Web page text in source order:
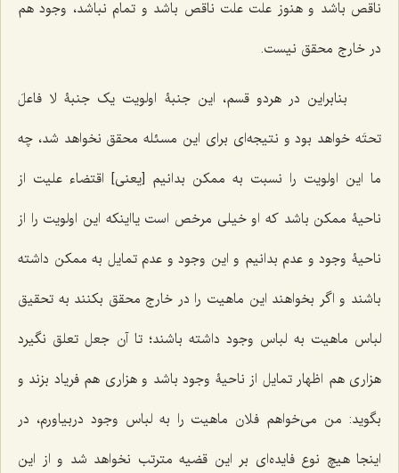
ناقص باشد و هنوز علت علت ناقص باشد و تمام نباشد، وجود هم
در خارج محقق نیست.
بنابراین در هردو قسم، این جنبۀ اولویت یک جنبۀ لا فاعلَ
تحتَه خواهد بود و نتیجه‌ای برای این مسئله محقق نخواهد شد، چه
ما این اولویت را نسبت به ممکن بدانیم [یعنی] اقتضاء علیت از
ناحیۀ ممکن باشد که او خیلی مرخص است یااینکه این اولویت را از
ناحیۀ وجود و عدم بدانیم و این وجود و عدم تمایل به ممکن داشته
باشند و اگر بخواهند این ماهیت را در خارج محقق بکنند به تحقیق
لباس ماهیت به لباس وجود داشته باشند؛ تا آن جعل تعلق نگیرد
هزاری هم اظهار تمایل از ناحیۀ وجود باشد و هزاری هم فریاد بزند و
بگوید: من می‌خواهم فلان ماهیت را به لباس وجود دربیاورم، در
اینجا هیچ نوع فایده‌ای بر این قضیه مترتب نخواهد شد و از این